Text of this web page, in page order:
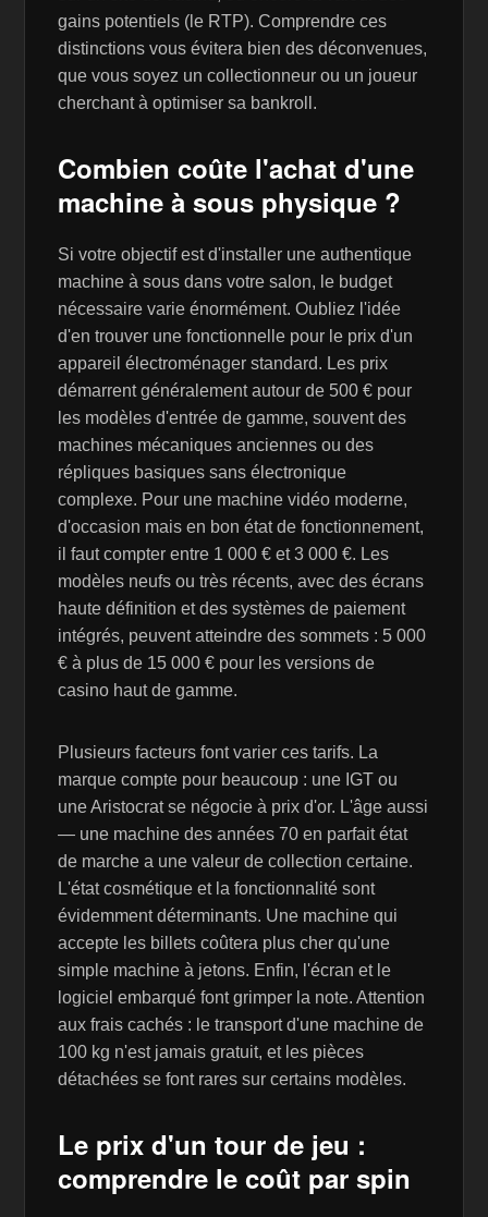
gains potentiels (le RTP). Comprendre ces
distinctions vous évitera bien des déconvenues,
que vous soyez un collectionneur ou un joueur
cherchant à optimiser sa bankroll.
Combien coûte l'achat d'une
machine à sous physique ?
Si votre objectif est d'installer une authentique
machine à sous dans votre salon, le budget
nécessaire varie énormément. Oubliez l'idée
d'en trouver une fonctionnelle pour le prix d'un
appareil électroménager standard. Les prix
démarrent généralement autour de 500 € pour
les modèles d'entrée de gamme, souvent des
machines mécaniques anciennes ou des
répliques basiques sans électronique
complexe. Pour une machine vidéo moderne,
d'occasion mais en bon état de fonctionnement,
il faut compter entre 1 000 € et 3 000 €. Les
modèles neufs ou très récents, avec des écrans
haute définition et des systèmes de paiement
intégrés, peuvent atteindre des sommets : 5 000
€ à plus de 15 000 € pour les versions de
casino haut de gamme.
Plusieurs facteurs font varier ces tarifs. La
marque compte pour beaucoup : une IGT ou
une Aristocrat se négocie à prix d'or. L'âge aussi
— une machine des années 70 en parfait état
de marche a une valeur de collection certaine.
L'état cosmétique et la fonctionnalité sont
évidemment déterminants. Une machine qui
accepte les billets coûtera plus cher qu'une
simple machine à jetons. Enfin, l'écran et le
logiciel embarqué font grimper la note. Attention
aux frais cachés : le transport d'une machine de
100 kg n'est jamais gratuit, et les pièces
détachées se font rares sur certains modèles.
Le prix d'un tour de jeu :
comprendre le coût par spin